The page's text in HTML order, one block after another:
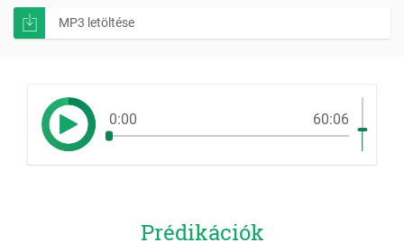
MP3 letöltése
0:00 60:06
Prédikációk